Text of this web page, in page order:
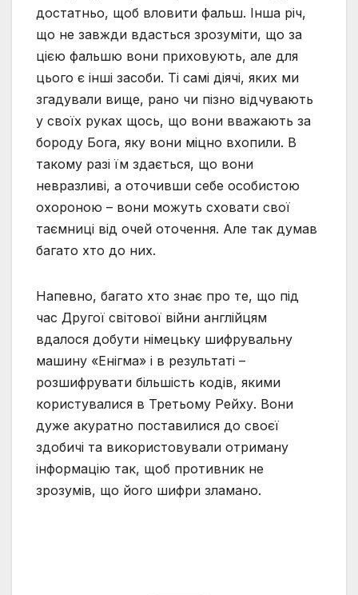
достатньо, щоб вловити фальш. Інша річ,
що не завжди вдасться зрозуміти, що за
цією фальшю вони приховують, але для
цього є інші засоби. Ті самі діячі, яких ми
згадували вище, рано чи пізно відчувають
у своїх руках щось, що вони вважають за
бороду Бога, яку вони міцно вхопили. В
такому разі їм здається, що вони
невразливі, а оточивши себе особистою
охороною – вони можуть сховати свої
таємниці від очей оточення. Але так думав
багато хто до них.
Напевно, багато хто знає про те, що під
час Другої світової війни англійцям
вдалося добути німецьку шифрувальну
машину «Енігма» і в результаті –
розшифрувати більшість кодів, якими
користувалися в Третьому Рейху. Вони
дуже акуратно поставилися до своєї
здобичі та використовували отриману
інформацію так, щоб противник не
зрозумів, що його шифри зламано.